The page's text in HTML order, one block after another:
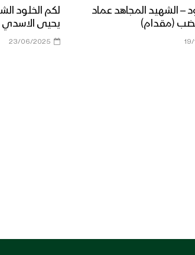
– الشهيد المجاهد عماد
(مقدام)
لكم الخلود
يحيى الاسدي
23/06/2025